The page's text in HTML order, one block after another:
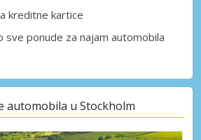
kreditne kartice
sve ponude za najam automobila
automobila u Stockholm